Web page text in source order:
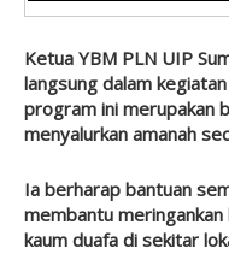
Ketua YBM PLN UIP
langsung dalam
program ini merupakan
menyalurkan amanah
Ia berharap bantuan
membantu
kaum duafa di sekitar